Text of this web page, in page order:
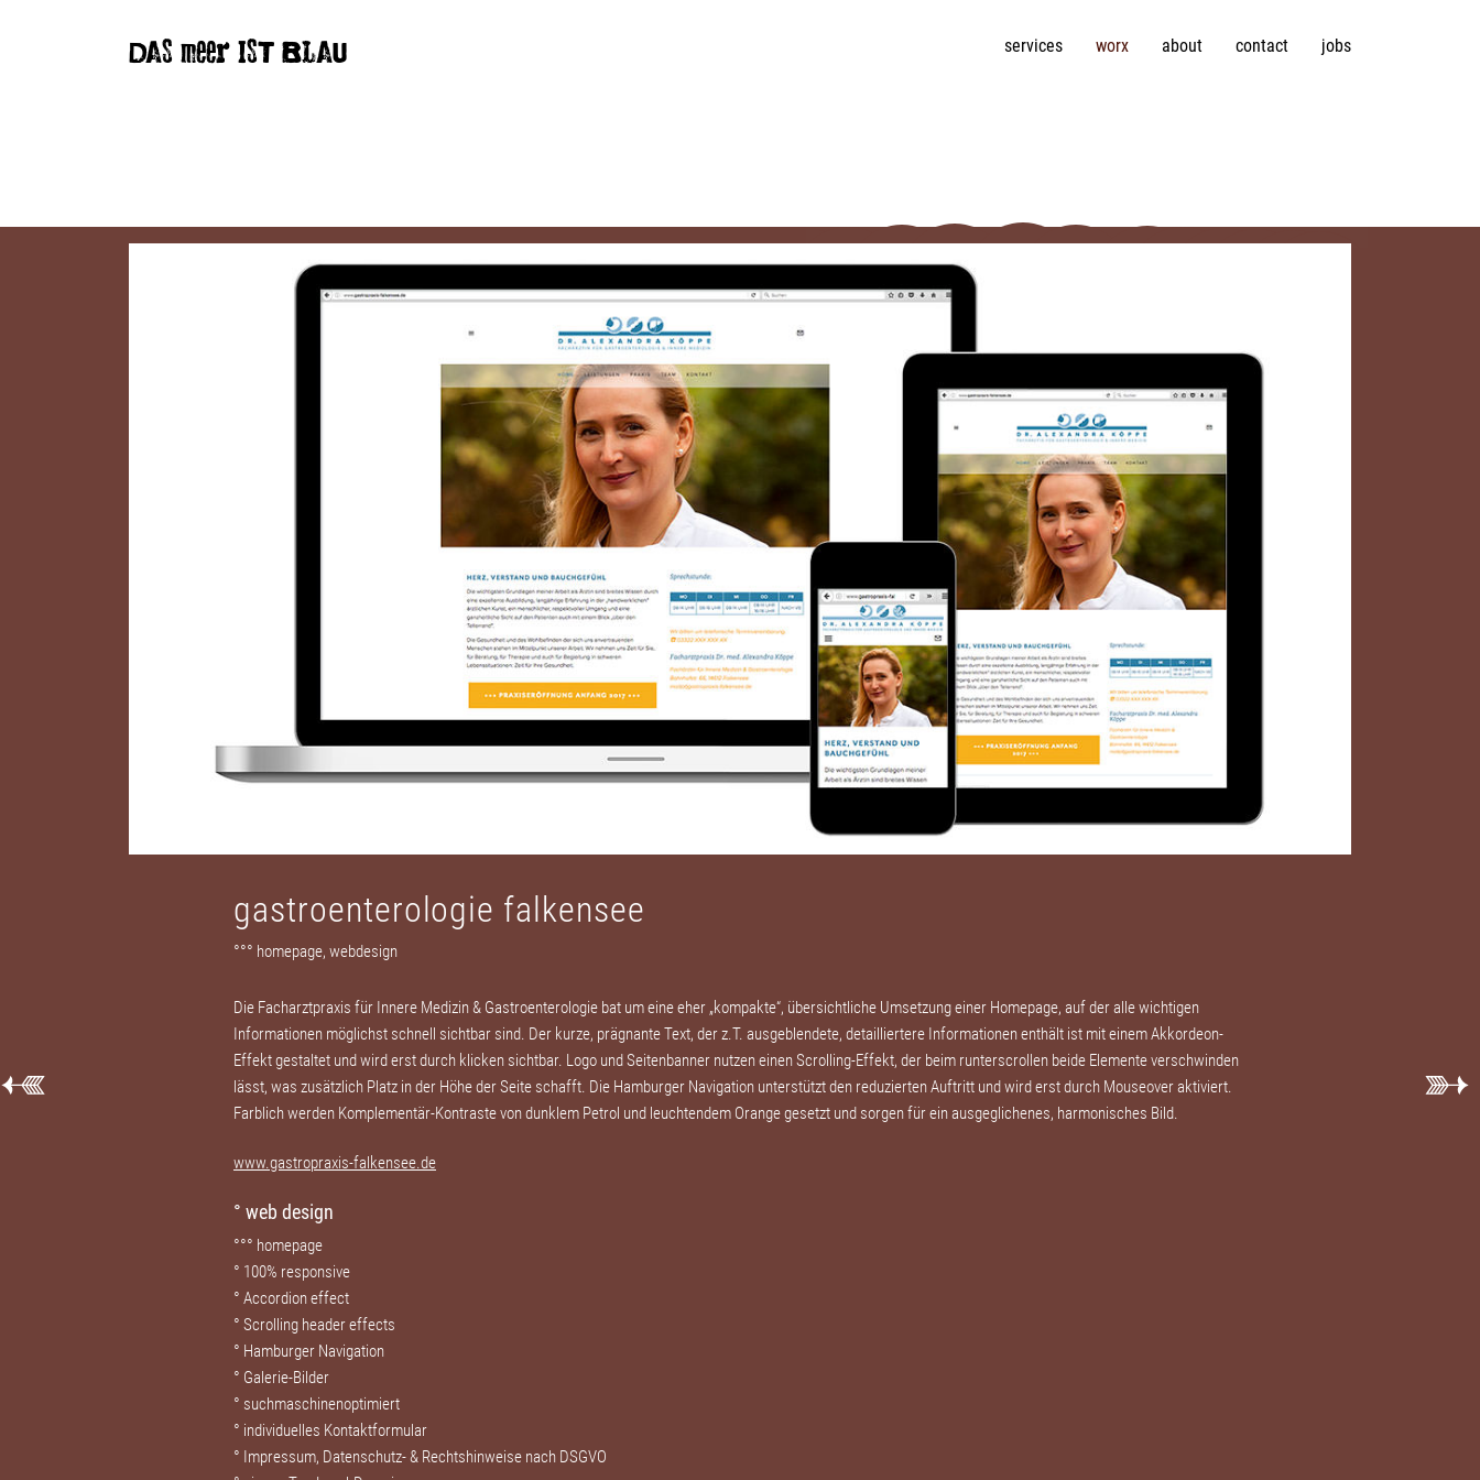
DAS meer IST BLAU services worx about contact jobs
gastroenterologie falkensee
°°° homepage, webdesign
Die Facharztpraxis für Innere Medizin & Gastroenterologie bat um eine eher „kompakte“, übersichtliche Umsetzung einer Homepage, auf der alle wichtigen
Informationen möglichst schnell sichtbar sind. Der kurze, prägnante Text, der z.T. ausgeblendete, detailliertere Informationen enthält ist mit einem Akkordeon-
Effekt gestaltet und wird erst durch klicken sichtbar. Logo und Seitenbanner nutzen einen Scrolling-Effekt, der beim runterscrollen beide Elemente verschwinden
lässt, was zusätzlich Platz in der Höhe der Seite schafft. Die Hamburger Navigation unterstützt den reduzierten Auftritt und wird erst durch Mouseover aktiviert.
Farblich werden Komplementär-Kontraste von dunklem Petrol und leuchtendem Orange gesetzt und sorgen für ein ausgeglichenes, harmonisches Bild.
www.gastropraxis-falkensee.de
° web design
°°° homepage
° 100% responsive
° Accordion effect
° Scrolling header effects
° Hamburger Navigation
° Galerie-Bilder
° suchmaschinenoptimiert
° individuelles Kontaktformular
° Impressum, Datenschutz- & Rechtshinweise nach DSGVO